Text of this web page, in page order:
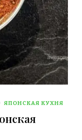
ЯПОНСКАЯ КУХНЯ